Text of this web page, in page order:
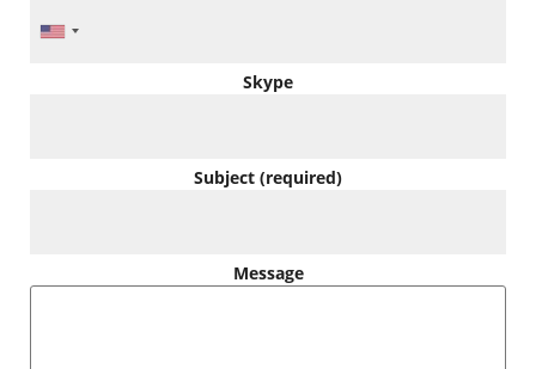
Skype
Subject (required)
Message